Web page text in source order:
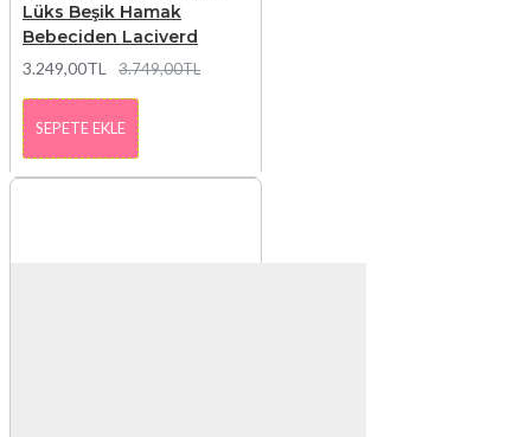
Lüks Beşik Hamak
Bebeciden Laciverd
3.249,00TL 3.749,00TL
SEPETE EKLE